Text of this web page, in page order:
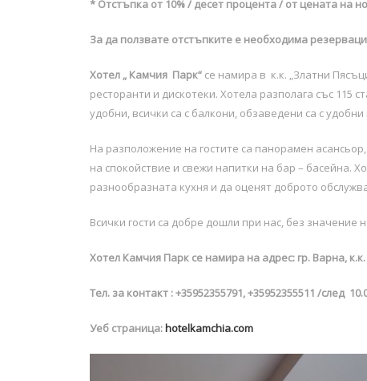
* Отстъпка от 10% / десет процента / от цената на
За да ползвате отстъпките е необходима
Хотел „ Камчия Парк“ се намира в к.к. „Златни
ресторанти и дискотеки. Хотела разполага със 115
удобни, всички са с балкони, обзаведени са с
На разположение на гостите са панорамен
на спокойствие и свежи напитки на бар – басейна.
разнообразната кухня и да оценят доброто
Всички гости са добре дошли при нас, без
Хотел Камчия Парк се намира на адрес: гр. Варна,
Тел. за контакт : +35952355791, +35952355511 /след
Уеб страница:hotelkamchia.com